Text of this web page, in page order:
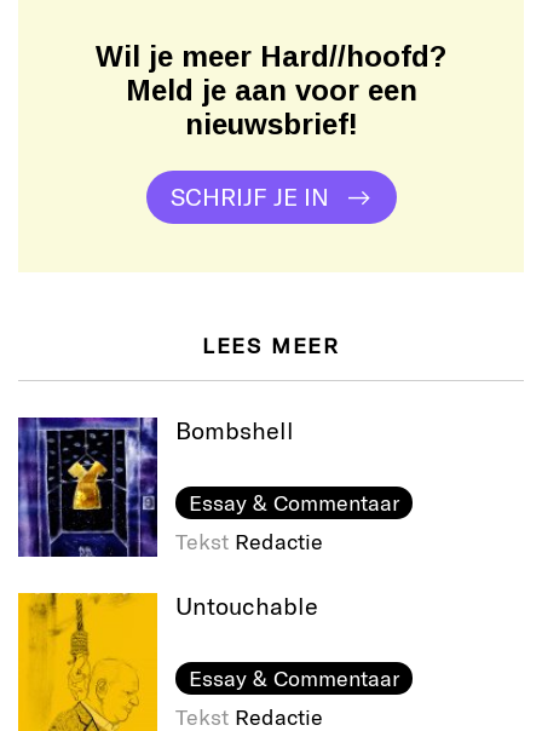
Wil je meer Hard//hoofd?
Meld je aan voor een
nieuwsbrief!
SCHRIJF JE IN
LEES MEER
Bombshell
Essay & Commentaar
Tekst Redactie
Untouchable
Essay & Commentaar
Tekst Redactie